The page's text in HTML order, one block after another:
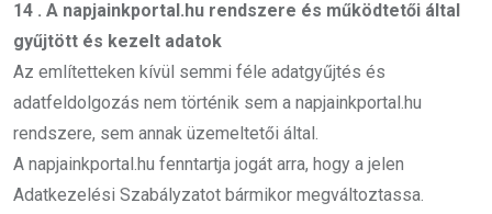
14 . A napjainkportal.hu rendszere és működtetői által
gyűjtött és kezelt adatok
Az említetteken kívül semmi féle adatgyűjtés és
adatfeldolgozás nem történik sem a napjainkportal.hu
rendszere, sem annak üzemeltetői által.
A napjainkportal.hu fenntartja jogát arra, hogy a jelen
Adatkezelési Szabályzatot bármikor megváltoztassa.